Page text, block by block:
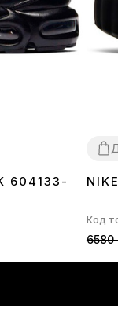
604133-
3637
Код
6580